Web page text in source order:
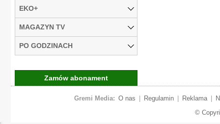
EKO+
MAGAZYN TV
PO GODZINACH
Zamów abonament
Gremi Media: O nas Regulamin Reklama
©